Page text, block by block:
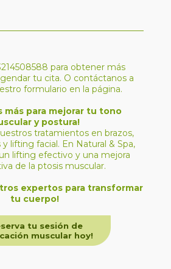
para obtener más
tu cita. O contáctanos a
formulario en la página.
más para mejorar tu tono
y postura!
tratamientos en brazos,
lifting facial. En Natural & Spa,
lifting efectivo y una mejora
de la ptosis muscular.
expertos para transformar
tu cuerpo!
tu sesión de
muscular hoy!